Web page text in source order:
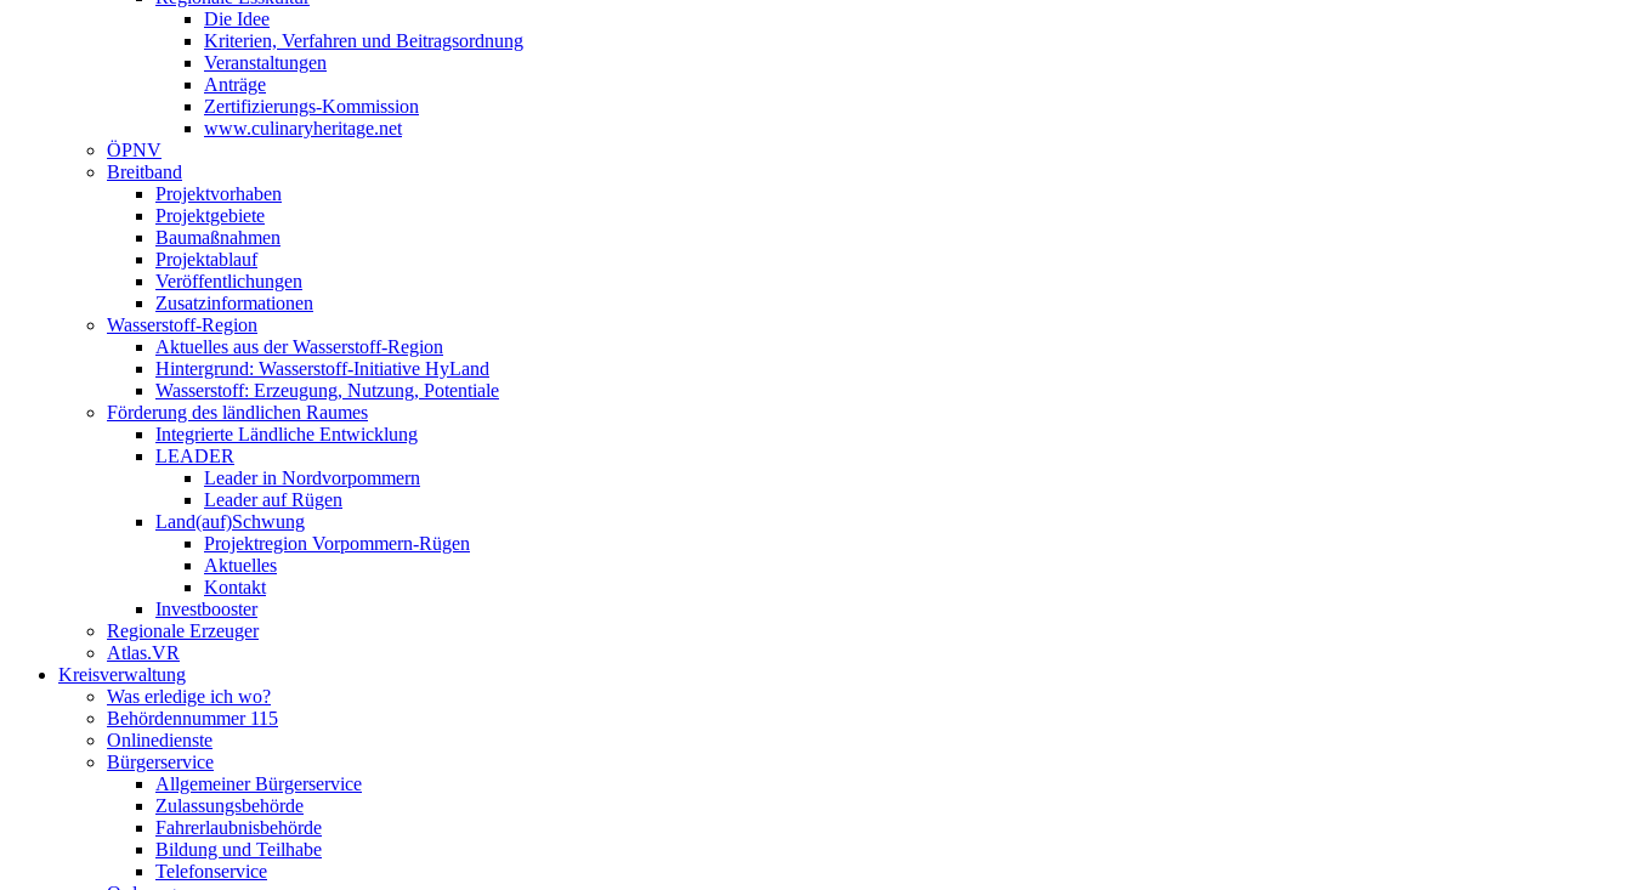
Die Idee
Kriterien, Verfahren und Beitragsordnung
Veranstaltungen
Anträge
Zertifizierungs-Kommission
www.culinaryheritage.net
ÖPNV
Breitband
Projektvorhaben
Projektgebiete
Baumaßnahmen
Projektablauf
Veröffentlichungen
Zusatzinformationen
Wasserstoff-Region
Aktuelles aus der Wasserstoff-Region
Hintergrund: Wasserstoff-Initiative HyLand
Wasserstoff: Erzeugung, Nutzung, Potentiale
Förderung des ländlichen Raumes
Integrierte Ländliche Entwicklung
LEADER
Leader in Nordvorpommern
Leader auf Rügen
Land(auf)Schwung
Projektregion Vorpommern-Rügen
Aktuelles
Kontakt
Investbooster
Regionale Erzeuger
Atlas.VR
Kreisverwaltung
Was erledige ich wo?
Behördennummer 115
Onlinedienste
Bürgerservice
Allgemeiner Bürgerservice
Zulassungsbehörde
Fahrerlaubnisbehörde
Bildung und Teilhabe
Telefonservice